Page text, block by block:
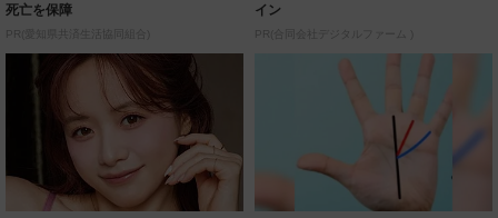
死亡を保障
PR(愛知県共済生活協同組合)
イン
PR(合同会社デジタルファーム )